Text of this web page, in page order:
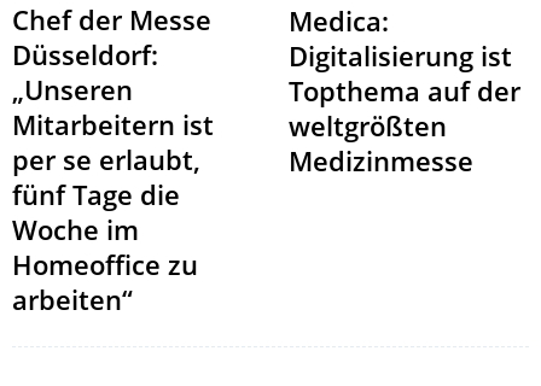
Chef der Messe
Düsseldorf:
„Unseren
Mitarbeitern ist
per se erlaubt,
fünf Tage die
Woche im
Homeoffice zu
arbeiten“
Medica:
Digitalisierung ist
Topthema auf der
weltgrößten
Medizinmesse